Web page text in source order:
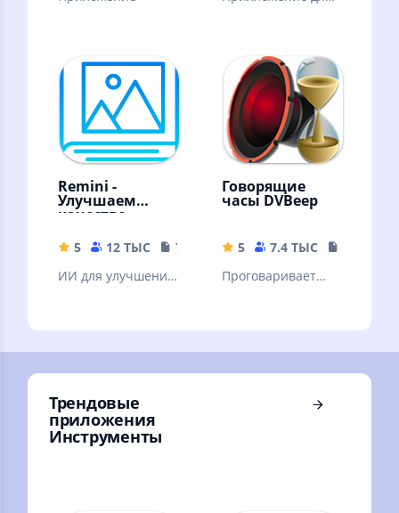
Remini -
Улучшаем
качество
5 12 ТЫС
79.19 MB
ИИ для улучшения
Говорящие
часы DVBeep
5 7.4 ТЫС
Проговаривает
вашему графику
Трендовые
приложения
Инструменты